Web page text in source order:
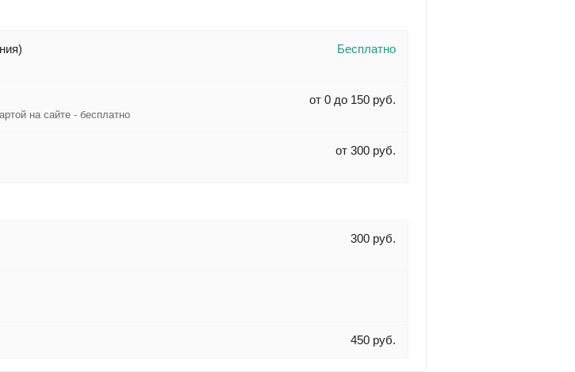
Бесплатно
на сайте - бесплатно
от 0 до 150 руб.
от 300 руб.
300 руб.
450 руб.